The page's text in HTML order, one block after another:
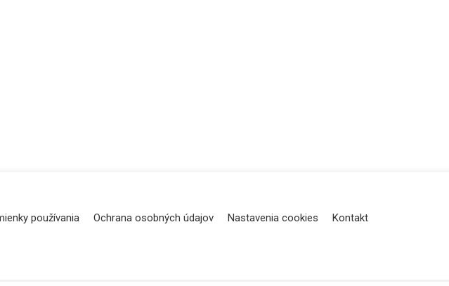
používania Ochrana osobných údajov Nastavenia cookies
Kontakt